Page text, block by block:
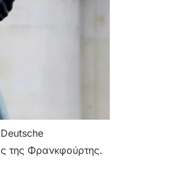
της Φρανκφούρτης.